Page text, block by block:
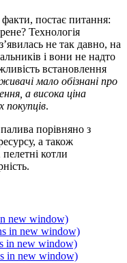
факти, постає питання:
Технологія
не так давно, на
і вони не надто
встановлення
мало обізнані про
а висока ціна
покупців.
порівняно з
а також
котли
new window)
in new window)
in new window)
in new window)